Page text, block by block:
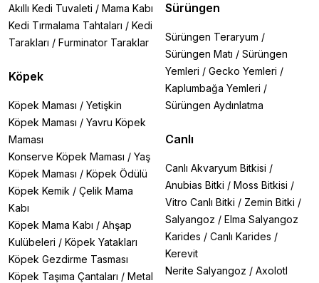
Akıllı Kedi Tuvaleti / Mama Kabı
Kedi Tırmalama Tahtaları / Kedi
Tarakları / Furminator Taraklar
Köpek
Köpek Maması / Yetişkin
Köpek Maması / Yavru Köpek
Maması
Konserve Köpek Maması / Yaş
Köpek Maması / Köpek Ödülü
Köpek Kemik / Çelik Mama
Kabı
Köpek Mama Kabı / Ahşap
Kulübeleri / Köpek Yatakları
Köpek Gezdirme Tasması
Köpek Taşıma Çantaları / Metal
Sürüngen
Sürüngen Teraryum /
Sürüngen Matı / Sürüngen
Yemleri / Gecko Yemleri /
Kaplumbağa Yemleri /
Sürüngen Aydınlatma
Canlı
Canlı Akvaryum Bitkisi /
Anubias Bitki / Moss Bitkisi /
Vitro Canlı Bitki / Zemin Bitki /
Salyangoz / Elma Salyangoz
Karides / Canlı Karides /
Kerevit
Nerite Salyangoz / Axolotl